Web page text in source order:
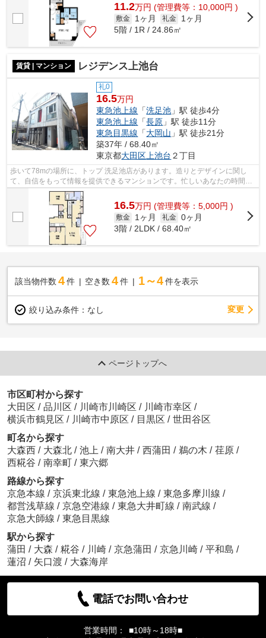
11.2万円 (管理費等：10,000円 )
敷金 1ヶ月 礼金
1ヶ月
5階 / 1R / 24.86㎡
賃貸 | マンション レジデンス上池台
礼0
16.5万円
東急池上線 「洗足池 」駅 徒歩4分
東急池上線 「長原 」駅 徒歩11分
東急目黒線 「大岡山 」駅 徒歩21分
築37年 / 68.40㎡
東京都大田区 上池台 ２丁目
歩いて78mの場所に、トップ 洗足池店があります。造りとデザインに関し
て、自信をもって情報を提供できるマンションです。忙しいあなたの時間を
有効的に使えるのが敷地内ごみ置き場で...
16.5万円 (管理費等：5,000円 )
敷金 1ヶ月 礼金 0ヶ月
3階 / 2LDK / 68.40㎡
該当物件数 4件 空き数 4 件 1～4 件を表示
絞り込み条件： なし 変更
ページトップへ
市区町村から探す
大田区 / 品川区 / 川崎市川崎区 / 川崎市幸区 /
横浜市鶴見区 / 川崎市中原区 / 目黒区 / 世田谷区
町名から探す
大森西 / 大森北 / 池上 / 南大井 / 西蒲田 / 鵜の木 / 荏原 /
西糀谷 / 南幸町 / 東六郷
路線から探す
京急本線 / 京浜東北線 / 東急池上線 / 東急多摩川線 /
都営浅草線 / 京急空港線 / 東急大井町線 / 南武線 /
京急大師線 / 東急目黒線
駅から探す
蒲田 / 大森 / 糀谷 / 川崎 / 京急蒲田 / 京急川崎 / 平和島 /
蓮沼 / 矢口渡 / 大森海岸
電話でお問い合わせ
営業時間：
■10時～18時■